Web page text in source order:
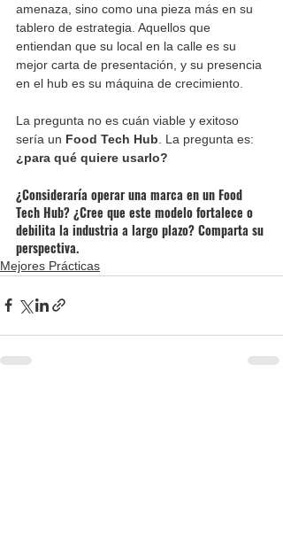
amenaza, sino como una pieza más en su
tablero de estrategia. Aquellos que
entiendan que su local en la calle es su
mejor carta de presentación, y su presencia
en el hub es su máquina de crecimiento.
La pregunta no es cuán viable y exitoso
sería un Food Tech Hub . La pregunta es:
¿para qué quiere usarlo?
¿Consideraría operar una marca en un Food
Tech Hub? ¿Cree que este modelo fortalece o
debilita la industria a largo plazo? Comparta su
perspectiva.
Mejores Prácticas